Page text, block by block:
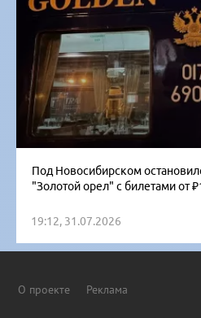
Под Новосибирском
"Золотой орел" с билетами от
19:12, 31.07.2026
О проекте Реклама